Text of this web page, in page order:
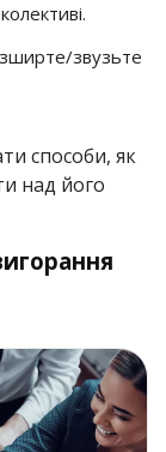
звузьте
способи, як
над його